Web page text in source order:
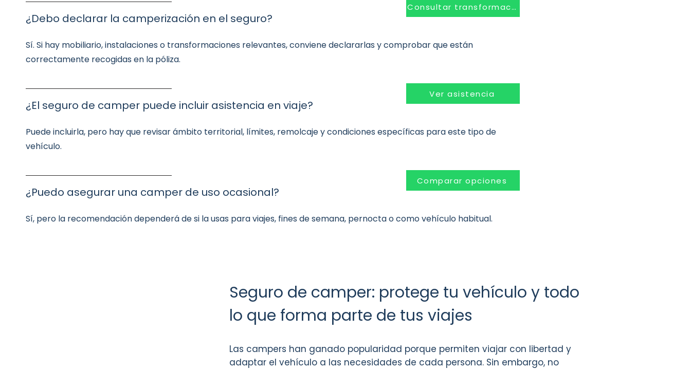
¿Debo declarar la camperización en el seguro?
Consultar transformación
Sí. Si hay mobiliario, instalaciones o transformaciones relevantes, conviene declararlas y comprobar que están
correctamente recogidas en la póliza.
¿El seguro de camper puede incluir asistencia en viaje?
Ver asistencia
Puede incluirla, pero hay que revisar ámbito territorial, límites, remolcaje y condiciones específicas para este tipo de
vehículo.
¿Puedo asegurar una camper de uso ocasional?
Comparar opciones
Sí, pero la recomendación dependerá de si la usas para viajes, fines de semana, pernocta o como vehículo habitual.
Seguro de camper: protege tu vehículo y todo
lo que forma parte de tus viajes
Las campers han ganado popularidad porque permiten viajar con libertad y
adaptar el vehículo a las necesidades de cada persona. Sin embargo, no